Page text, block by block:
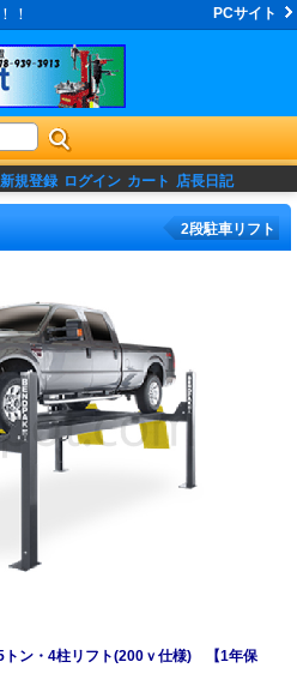
！ PCサイト
新規登録 ログイン カート 店長日記
2段駐車リフト
トン・4柱リフト(200ｖ仕様) 【1年保